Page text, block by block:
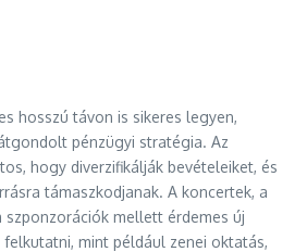
hosszú távon is sikeres legyen,
pénzügyi stratégia. Az
hogy diverzifikálják bevételeiket, és
támaszkodjanak. A koncertek, a
szponzorációk mellett érdemes új
mint például zenei oktatás,